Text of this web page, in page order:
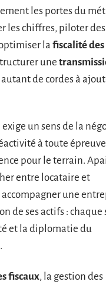
les portes du
les chiffres, piloter
la fiscalité
une
autant de cordes à
un sens de la
à toute
pour le terrain.
entre locataire et
une
de ses actifs :
et la diplomatie du
fiscaux, la gestion des